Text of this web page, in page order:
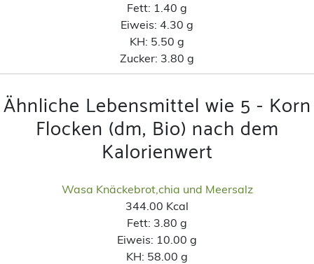
Fett: 1.40 g
Eiweis: 4.30 g
KH: 5.50 g
Zucker: 3.80 g
Ähnliche Lebensmittel wie 5 - Korn
Flocken (dm, Bio) nach dem
Kalorienwert
Wasa Knäckebrot,chia und Meersalz
344.00 Kcal
Fett: 3.80 g
Eiweis: 10.00 g
KH: 58.00 g